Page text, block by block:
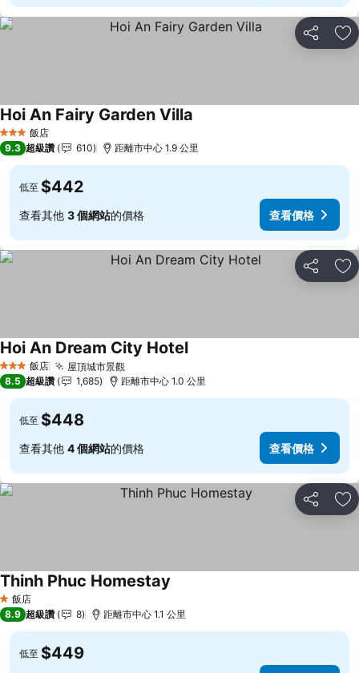
分享 加
3 星級 飯店
Hoi An Fairy Garden Villa
9.3 超級讚 610 距離市中心 1.9 公里
低至 $442
查看其他 3 個網站的價格 查看價格
分享 加
3 星級 飯店 屋頂城市景觀
Hoi An Dream City Hotel
8.5 超級讚 1,685 距離市中心 1.0 公里
低至 $448
查看其他 4 個網站的價格 查看價格
分享 加
1 星級
飯店
Thinh Phuc Homestay
8.9 超級讚 8 距離市中心 1.1 公里
低至 $449